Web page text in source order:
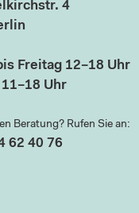
4
Freitag 12–18 Uhr
Uhr
Beratung? Rufen Sie an:
62 40 76